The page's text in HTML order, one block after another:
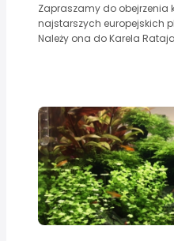
Zapraszamy do obejrzenia
najstarszych europejskich
Należy ona do Karela